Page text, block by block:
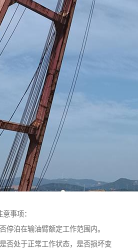
事项：
停泊在输油臂额定工作范围内。
否处于正常工作状态，是否损坏变